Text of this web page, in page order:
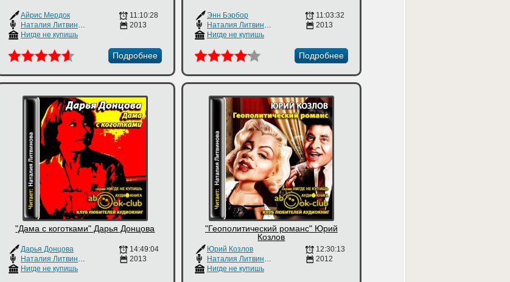
Айрис Мердок
Наталия Литвинова
Нигде не купишь
11:10:28
2013
Подробнее
Энн Бэрбор
Наталия Литвинова
Нигде не купишь
11:03:32
2013
Подробнее
"Дама с коготками" Дарья Донцова
Дарья Донцова
Наталия Литвинова
Нигде не купишь
14:49:04
2013
"Геополитический романс" Юрий
Козлов
Юрий Козлов
Наталия Литвинова
Нигде не купишь
12:30:13
2012